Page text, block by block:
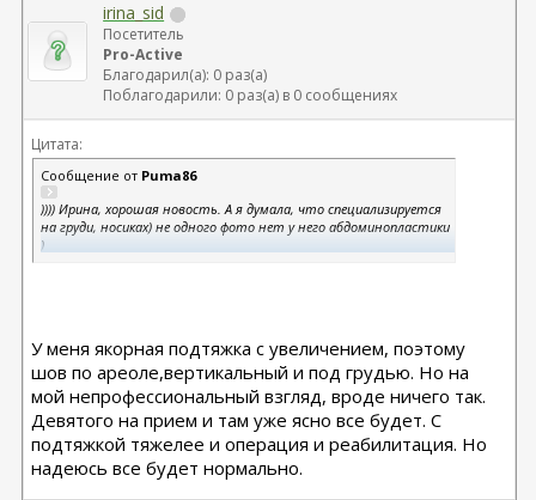
irina_sid
Посетитель
Pro-Active
Благодарил(а): 0 раз(а)
Поблагодарили: 0 раз(а) в 0 сообщениях
Цитата:
Сообщение от Puma86
)))) Ирина, хорошая новость. А я думала, что специализируется
на груди, носиках) не одного фото нет у него абдоминопластики
)
У меня якорная подтяжка с увеличением, поэтому
шов по ареоле,вертикальный и под грудью. Но на
мой непрофессиональный взгляд, вроде ничего так.
Девятого на прием и там уже ясно все будет. С
подтяжкой тяжелее и операция и реабилитация. Но
надеюсь все будет нормально.